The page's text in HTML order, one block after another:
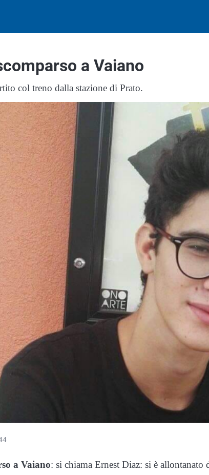
a Vaiano
col treno dalla stazione di Prato.
a Vaiano: si chiama Ernest Diaz: si è allontanato